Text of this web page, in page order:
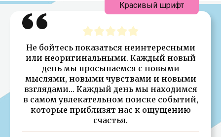
Не бойтесь показаться неинтересными
или неоригинальными. Каждый новый
день мы просыпаемся с новыми
мыслями, новыми чувствами и новыми
взглядами… Каждый день мы находимся
в самом увлекательном поиске событий,
которые приблизят нас к ощущению
счастья.
Красивый шрифт